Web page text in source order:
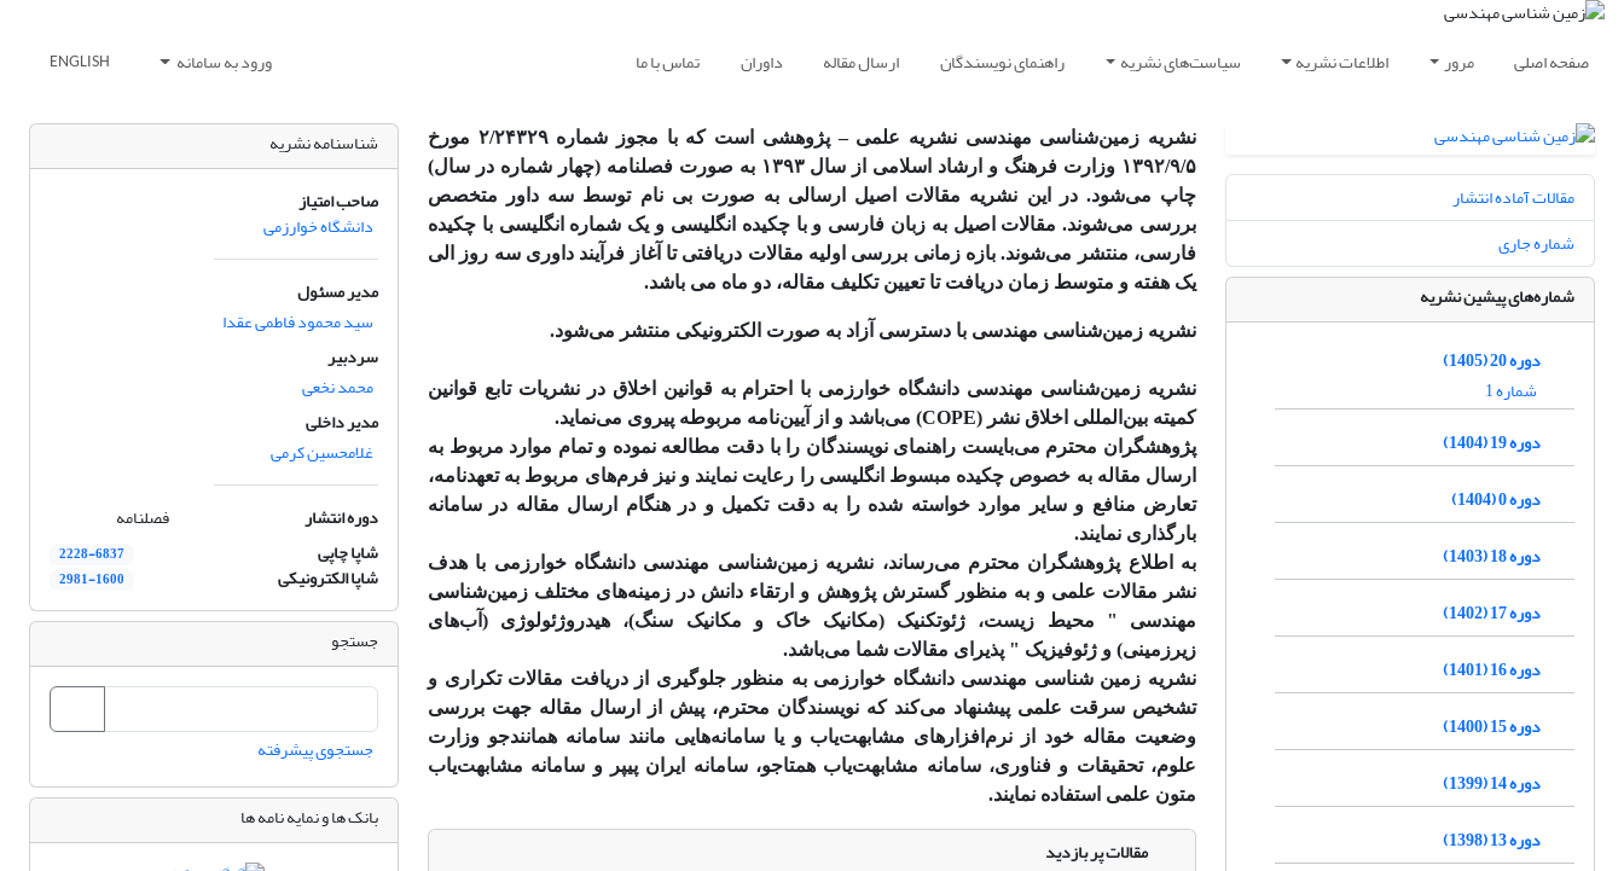
صفحه اصلی مرور اطلاعات نشریه سیاست‌های نشریه راهنمای نویسندگان ارسال مقاله داوران تماس با ما ورود به سامانه ENGLISH
مقالات آماده انتشار
شماره جاری
شماره‌های پیشین نشریه
دوره 20 (1405)
شماره 1
دوره 19 (1404)
دوره 0 (1404)
دوره 18 (1403)
دوره 17 (1402)
دوره 16 (1401)
دوره 15 (1400)
دوره 14 (1399)
دوره 13 (1398)
نشریه زمین‌شناسی مهندسی نشریه علمی – پژوهشی است که با مجوز شماره ۲/۲۴۳۲۹ مورخ
۱۳۹۲/۹/۵ وزارت فرهنگ و ارشاد اسلامی از سال ۱۳۹۳ به صورت فصلنامه (چهار شماره در سال)
چاپ می‌شود. در این نشریه مقالات اصیل ارسالی به صورت بی نام توسط سه داور متخصص
بررسی می‌شوند. مقالات اصیل به زبان فارسی و با چکیده انگلیسی و یک شماره انگلیسی با چکیده
فارسی، منتشر می‌شوند. بازه زمانی بررسی اولیه مقالات دریافتی تا آغاز فرآیند داوری سه روز الی
یک هفته و متوسط زمان دریافت تا تعیین تکلیف مقاله، دو ماه می باشد.
نشریه زمین‌شناسی مهندسی با دسترسی آزاد به صورت الکترونیکی منتشر می‌شود.
نشریه زمین‌شناسی مهندسی دانشگاه خوارزمی با احترام به قوانین اخلاق در نشریات تابع قوانین
کمیته بین‌المللی اخلاق نشر (COPE) می‌باشد و از آیین‌نامه مربوطه پیروی می‌نماید.
پژوهشگران محترم می‌بایست راهنمای نویسندگان را با دقت مطالعه نموده و تمام موارد مربوط به
ارسال مقاله به خصوص چکیده مبسوط انگلیسی را رعایت نمایند و نیز فرم‌های مربوط به تعهدنامه،
تعارض منافع و سایر موارد خواسته شده را به دقت تکمیل و در هنگام ارسال مقاله در سامانه
بارگذاری نمایند.
به اطلاع پژوهشگران محترم می‌رساند، نشریه زمین‌شناسی مهندسی دانشگاه خوارزمی با هدف
نشر مقالات علمی و به منظور گسترش پژوهش و ارتقاء دانش در زمینه‌های مختلف زمین‌شناسی
مهندسی " محیط زیست، ژئوتکنیک (مکانیک خاک و مکانیک سنگ)، هیدروژئولوژی (آب‌های
زیرزمینی) و ژئوفیزیک " پذیرای مقالات شما می‌باشد.
نشریه زمین شناسی مهندسی دانشگاه خوارزمی به منظور جلوگیری از دریافت مقالات تکراری و
تشخیص سرقت علمی پیشنهاد می‌کند که نویسندگان محترم، پیش از ارسال مقاله جهت بررسی
وضعیت مقاله خود از نرم‌افزارهای مشابهت‌­یاب و یا سامانه‌هایی مانند سامانه همانند‌جو وزارت
علوم، تحقیقات و فناوری، سامانه مشابهت‌یاب همتاجو، سامانه ایران پیپر و سامانه مشابهت‌یاب
متون علمی استفاده نمایند.
مقالات پر بازدید
شناسنامه نشریه
صاحب امتیاز
دانشگاه خوارزمی
مدیر مسئول
سید محمود فاطمی عقدا
سردبیر
محمد نخعی
مدیر داخلی
غلامحسین کرمی
دوره انتشار
فصلنامه
شاپا چاپی
2228-6837
شاپا الکترونیکی 2981-1600
جستجو
جستجوی پیشرفته
بانک ها و نمایه نامه ها